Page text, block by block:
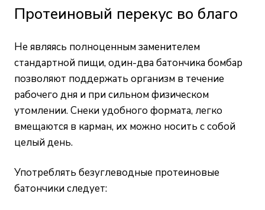
Протеиновый перекус во благо
Не являясь полноценным заменителем
стандартной пищи, один-два батончика бомбар
позволяют поддержать организм в течение
рабочего дня и при сильном физическом
утомлении. Снеки удобного формата, легко
вмещаются в карман, их можно носить с собой
целый день.
Употреблять безуглеводные протеиновые
батончики следует: